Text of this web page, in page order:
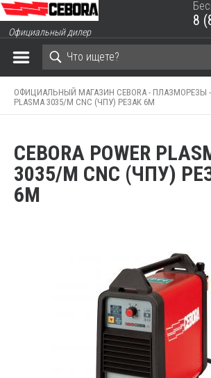
Официальный дилер
8
ОФИЦИАЛЬНЫЙ МАГАЗИН CEBORA - ПЛАЗМОРЕЗЫ -
PLASMA 3035/M CNC (ЧПУ) РЕЗАК 6М
CEBORA POWER
3035/M CNC (ЧПУ)
6М